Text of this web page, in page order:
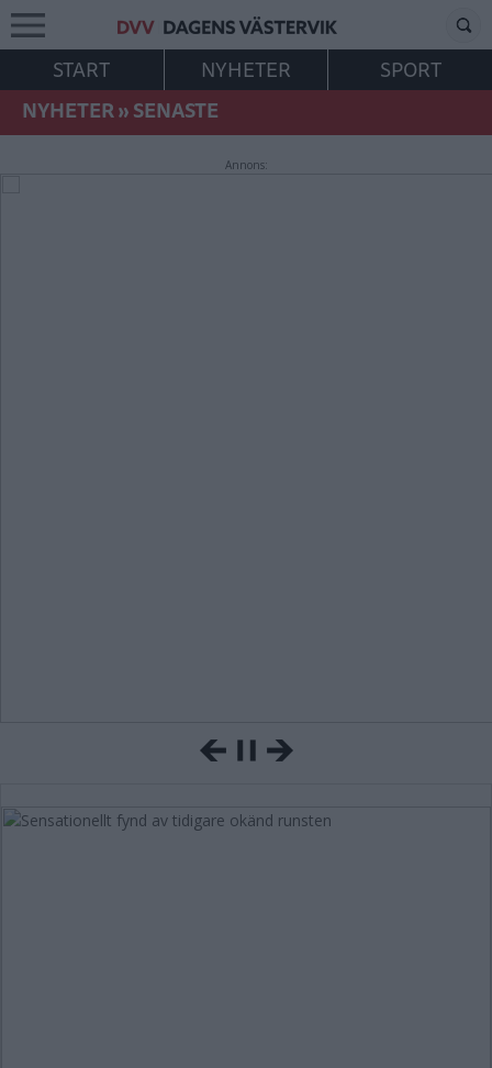
START NYHETER
SPORT
NYHETER»SENASTE
Annons: